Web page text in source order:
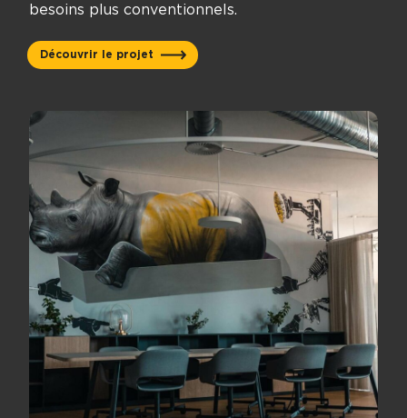
besoins plus conventionnels.
Découvrir le projet